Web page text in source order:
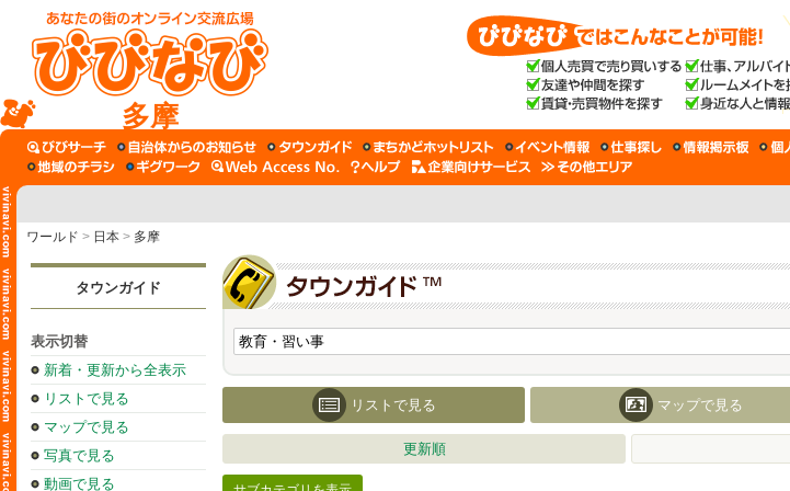
多摩
ワールド > 日本 > 多摩
タウンガイド
表示切替
新着・更新から全表示
リストで見る
マップで見る
写真で見る
動画で見る
リストで見る マップで見る
更新順